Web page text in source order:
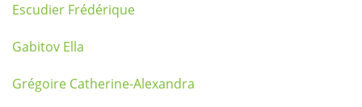
Escudier Frédérique
Gabitov Ella
Grégoire Catherine-Alexandra